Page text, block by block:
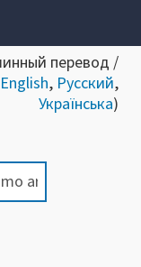
перевод /
English, Русский,
Українська)